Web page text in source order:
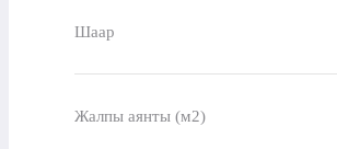
Шаар
Жалпы аянты (м2)